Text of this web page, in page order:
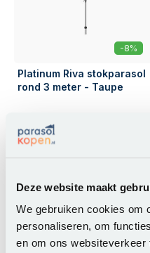
Deze website maakt
We gebruiken cookies om
personaliseren, om
en om ons
-8%
Platinum Riva stokparasol
rond 3 meter - Taupe
119,00